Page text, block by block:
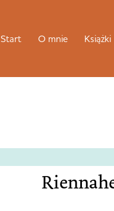
Start O mnie Książki